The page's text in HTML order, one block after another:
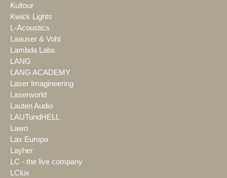
Kultour
Kwick Lights
L-Acoustics
Laauser & Vohl
Lambda Labs
LANG
LANG ACADEMY
Laser Imagineering
Laserworld
Lauten Audio
LAUTundHELL
Lawo
Lax Europa
Layher
LC - the live company
LClux